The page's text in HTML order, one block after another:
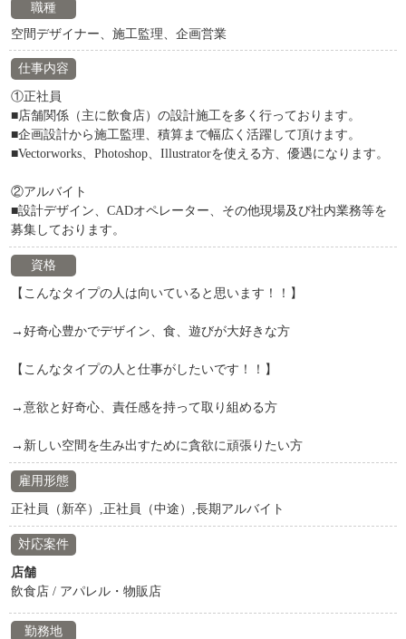
職種
空間デザイナー、施工監理、企画営業
仕事内容
①正社員
■店舗関係（主に飲食店）の設計施工を多く行っております。
■企画設計から施工監理、積算まで幅広く活躍して頂けます。
■Vectorworks、Photoshop、Illustratorを使える方、優遇になります。
②アルバイト
■設計デザイン、CADオペレーター、その他現場及び社内業務等を
募集しております。
資格
【こんなタイプの人は向いていると思います！！】
→好奇心豊かでデザイン、食、遊びが大好きな方
【こんなタイプの人と仕事がしたいです！！】
→意欲と好奇心、責任感を持って取り組める方
→新しい空間を生み出すために貪欲に頑張りたい方
雇用形態
正社員（新卒）,正社員（中途）,長期アルバイト
対応案件
店舗
飲食店 / アパレル・物販店
勤務地